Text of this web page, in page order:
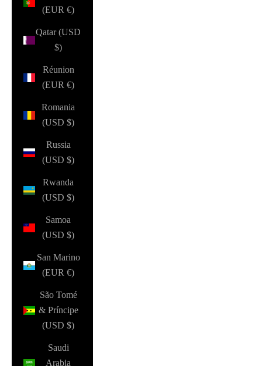
(EUR €)
Qatar (USD
$)
Réunion
(EUR €)
Romania
(USD $)
Russia
(USD $)
Rwanda
(USD $)
Samoa
(USD $)
San Marino
(EUR €)
São Tomé
& Príncipe
(USD $)
Saudi
Arabia